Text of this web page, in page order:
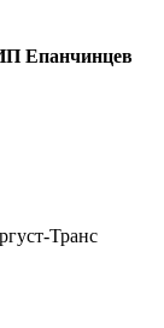
Епанчинцев
Транс